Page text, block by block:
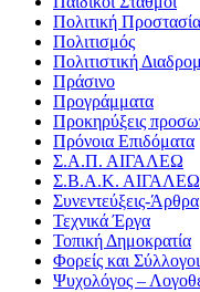
Πολιτική Προστασία
Πολιτισμός
Πολιτιστική
Πράσινο
Προγράμματα
Προκηρύξεις
Πρόνοια Επιδόματα
Σ.Α.Π. ΑΙΓΑΛΕΩ
Σ.Β.Α.Κ. ΑΙΓΑΛΕΩ
Συνεντεύξεις-Άρθρα
Τεχνικά Έργα
Τοπική Δημοκρατία
Φορείς και Σύλλογοι
Ψυχολόγος –